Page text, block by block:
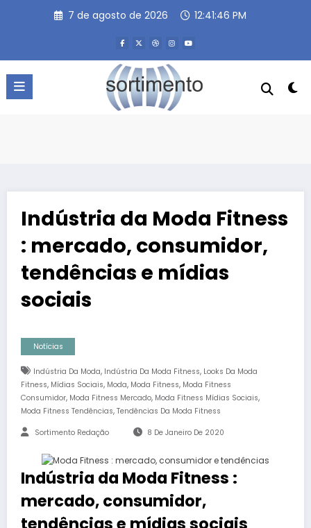
7 de agosto de 2026 12:41:47 PM
Indústria da Moda Fitness
: mercado, consumidor,
tendências e mídias
sociais
Notícias
Indústria Da Moda, Indústria Da Moda Fitness, Looks Da Moda
Fitness, Mídias Sociais, Moda, Moda Fitness, Moda Fitness
Consumidor, Moda Fitness Mercado, Moda Fitness Mídias Sociais,
Moda Fitness Tendências, Tendências Da Moda Fitness
Sortimento Redação 8 De Janeiro De 2020
Indústria da Moda Fitness :
mercado, consumidor,